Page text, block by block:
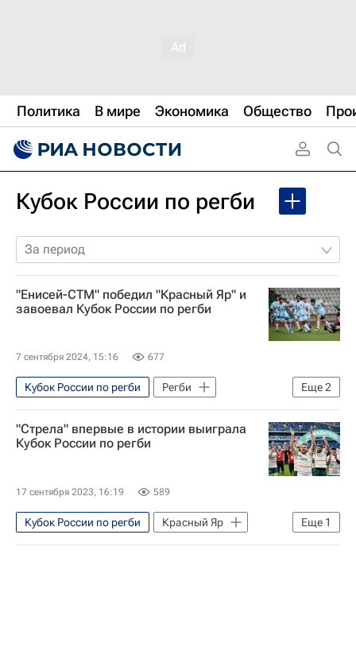
Политика В мире Экономика Общество
Кубок России по регби
За период
"Енисей-СТМ" победил "Красный Яр" и
завоевал Кубок России по регби
7 сентября 2024, 15:16 677
Еще2
Кубок России по регби
Регби
Красный Яр
Енисей-СТМ
"Стрела" впервые в истории выиграла
Кубок России по регби
17 сентября 2023, 16:19 589
Еще 1
Кубок России по регби
Красный Яр
Регби